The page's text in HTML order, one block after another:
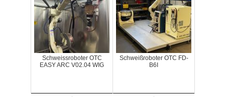
Schweissroboter OTC
EASY ARC V02.04 WIG
Schweißroboter OTC FD-
B6I